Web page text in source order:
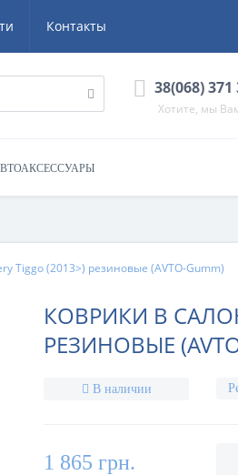
Контакты
38(068) 371
Хотите, мы
Tiggo (2013>) резиновые (AVTO-Gumm)
КОВРИКИ В САЛОН
РЕЗИНОВЫЕ
В наличии
1 865 грн.